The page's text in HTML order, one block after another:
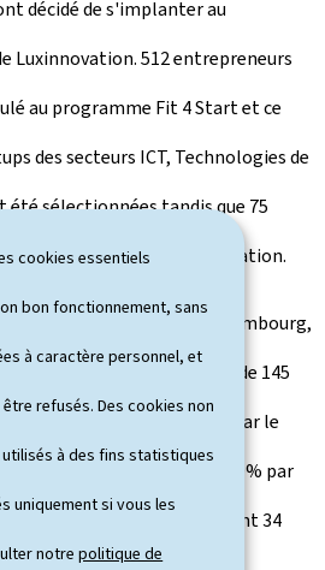
cookies essentiels
bon fonctionnement, sans
à caractère personnel, et
refusés. Des cookies non
à des fins statistiques
uniquement si vous les
notrepolitique de
décidé de s'implanter au
Luxinnovation. 512 entrepreneurs
au programme Fit 4 Start et ce
des secteurs ICT, Technologies de
été sélectionnées tandis que 75
dans leur processus de création.
et à l'Innovation au Luxembourg,
contribué à l'élaboration de 145
qui ont été approuvées par le
une augmentation de 30% par
de 109 entreprises (dont 34